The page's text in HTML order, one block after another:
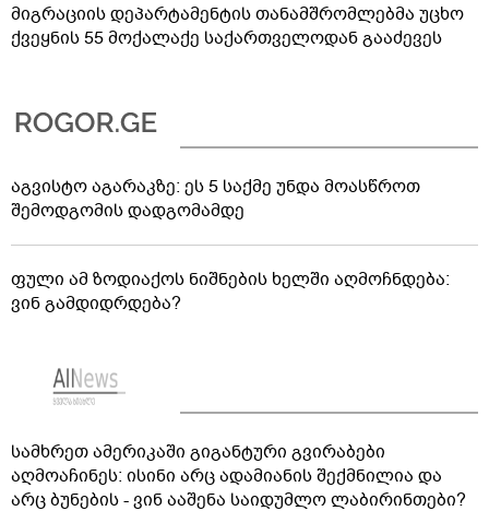
მიგრაციის დეპარტამენტის თანამშრომლებმა უცხო
ქვეყნის 55 მოქალაქე საქართველოდან გააძევეს
აგვისტო აგარაკზე: ეს 5 საქმე უნდა მოასწროთ
შემოდგომის დადგომამდე
ფული ამ ზოდიაქოს ნიშნების ხელში აღმოჩნდება:
ვინ გამდიდრდება?
სამხრეთ ამერიკაში გიგანტური გვირაბები
აღმოაჩინეს: ისინი არც ადამიანის შექმნილია და
არც ბუნების - ვინ ააშენა საიდუმლო ლაბირინთები?